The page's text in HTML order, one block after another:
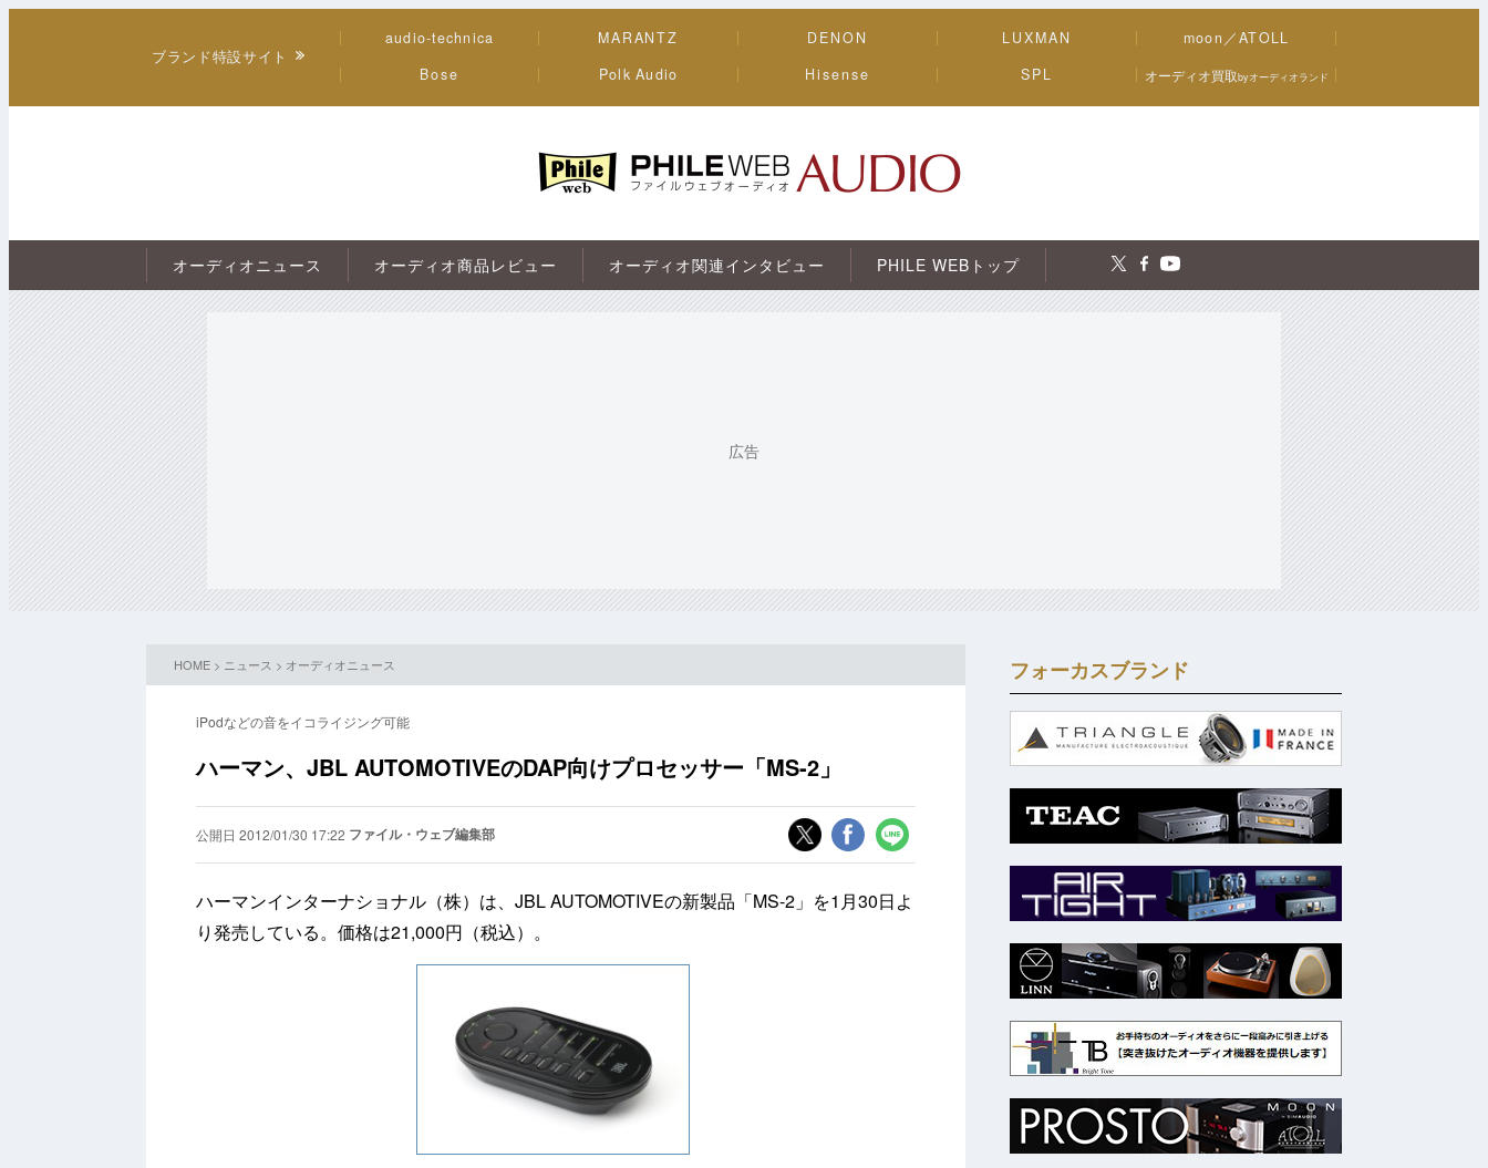
ブランド特設サイト
audio-technica MARANTZ DENON LUXMAN
moon／ATOLL
Bose
Polk Audio Hisense SPL オーディオ買取byオーディオランド
PHILE WEB｜AV/オーディオ/ガジェット
オーディオニュース オーディオ商品レビュー オーディオ関連インタビュー PHILE WEBトップ
HOME > ニュース > オーディオニュース
iPodなどの音をイコライジング可能
ハーマン、JBL AUTOMOTIVEのDAP向けプロセッサー「MS-2」
公開日 2012/01/30 17:22 ファイル・ウェブ編集部
ハーマンインターナショナル（株）は、JBL AUTOMOTIVEの新製品「MS-2」を1月30日よ
り発売している。価格は21,000円（税込）。
フォーカスブランド